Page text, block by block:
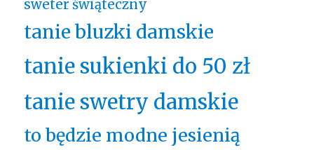
sweter świąteczny
tanie bluzki damskie
tanie sukienki do 50 zł
tanie swetry damskie
to będzie modne jesienią